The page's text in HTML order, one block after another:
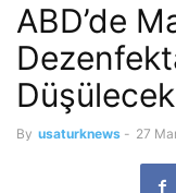
ABD’de
Düşülecek
By usaturknews - 27